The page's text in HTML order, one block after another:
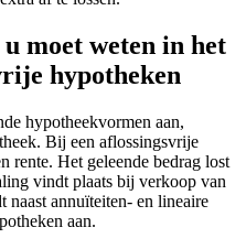
moet weten in het
hypotheken
hypotheekvormen aan,
Bij een aflossingsvrije
rente. Het geleende bedrag lost
vindt plaats bij verkoop van
annuïteiten- en lineaire
aan.